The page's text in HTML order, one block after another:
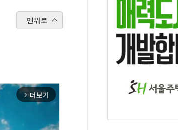
맨위로
arrow_forward_ios 더보기